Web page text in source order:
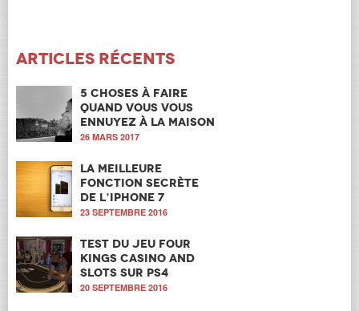
Articles récents
5 choses à faire
quand vous vous
ennuyez à la maison
26 MARS 2017
La meilleure
fonction secrète
de l’iPhone 7
23 SEPTEMBRE 2016
Test du jeu Four
Kings Casino and
Slots sur PS4
20 SEPTEMBRE 2016